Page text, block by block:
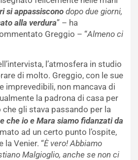
si appassiscono dopo due giorni,
alla verdura” – ha
Greggio – “Almeno ci
l’atmosfera in studio
di molto. Greggio, con le sue
imprevedibili, non mancava di
la padrona di casa per
gli stava passando per la
che io e Mara siamo fidanzati da
ad un certo punto l’ospite,
Venier. “È vero! Abbiamo
Malgioglio, anche se non ci